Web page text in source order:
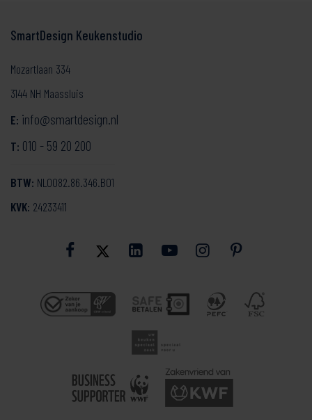
SmartDesign Keukenstudio
Mozartlaan 334
3144 NH Maassluis
E: info@smartdesign.nl
T: 010 - 59 20 200
BTW: NL0082.86.346.B01
KVK: 24233411